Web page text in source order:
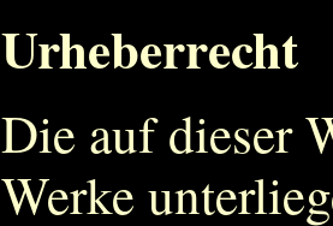
Urheberrecht
Die auf dieser
Werke